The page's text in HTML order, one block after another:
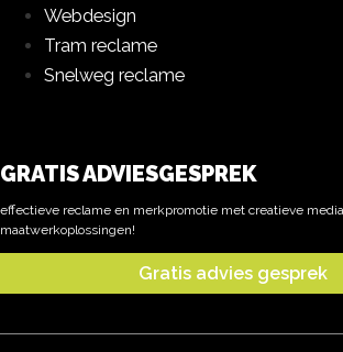
Webdesign
Tram reclame
Snelweg reclame
GRATIS ADVIESGESPREK
effectieve reclame en merkpromotie met creatieve
maatwerkoplossingen!
Gratis advies gesprek